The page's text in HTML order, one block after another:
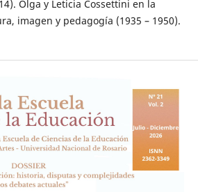
Olga y Leticia Cossettini en la
imagen y pedagogía (1935 – 1950).